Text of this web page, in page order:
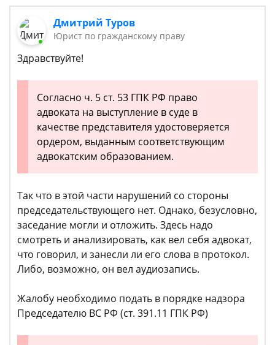
Дмитрий Туров
Юрист по гражданскому праву
Здравствуйте!
Согласно ч. 5 ст. 53 ГПК РФ право
адвоката на выступление в суде в
качестве представителя удостоверяется
ордером, выданным соответствующим
адвокатским образованием.
Так что в этой части нарушений со стороны
председательствующего нет. Однако, безусловно,
заседание могли и отложить. Здесь надо
смотреть и анализировать, как вел себя адвокат,
что говорил, и занесли ли его слова в протокол.
Либо, возможно, он вел аудиозапись.
Жалобу необходимо подать в порядке надзора
Председателю ВС РФ (ст. 391.11 ГПК РФ)